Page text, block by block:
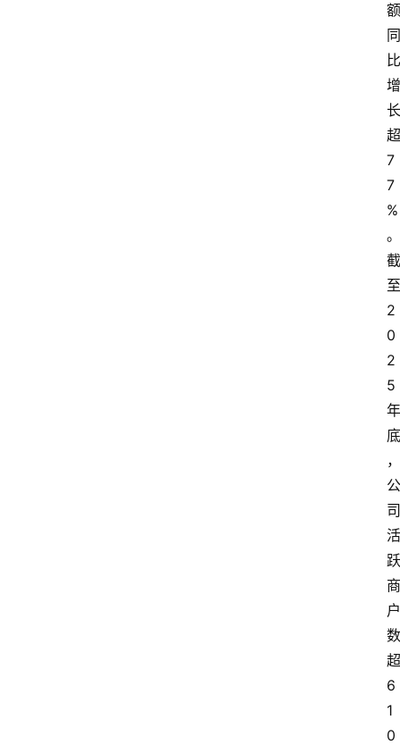
额
同
比
增
长
超
7
7
%
。
截
至
2
0
2
5
年
底
，
公
司
活
跃
商
户
数
超
6
1
0